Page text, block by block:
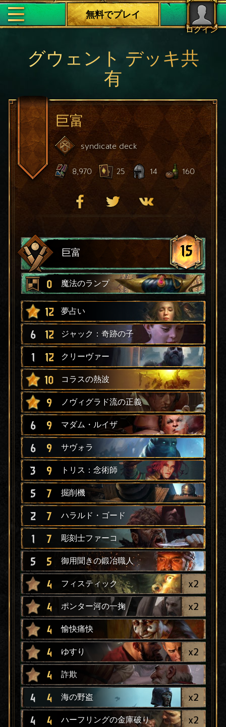
ログイン
無料でプレイ
グウェント デッキ共
有
巨富
syndicate deck
8,970 25 14 160
巨富 15
0 魔法のランプ
12 夢占い
6 12 ジャック：奇跡の子
1 12 クリーヴァー
10 コラスの熱波
9 ノヴィグラド流の正義
6 9 マダム・ルイザ
6 9 サヴォラ
3 9 トリス：念術師
5 7 掘削機
2 7 ハラルド・ゴード
1 7 彫刻士ファーコ
5 5 御用聞きの鍛冶職人
4 フィスティック x2
4 ポンター河の一掬 x2
4 愉快痛快
4 ゆすり x2
4 詐欺
4 4 海の野盗 x2
4 4 ハーフリングの金庫破り x2